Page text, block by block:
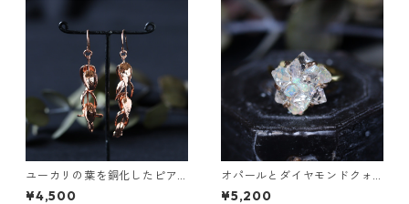
ユーカリの葉を銅化したピア
ス
¥4,500
オパールとダイヤモンドクォ
ーツのイヤーカフ
¥5,200